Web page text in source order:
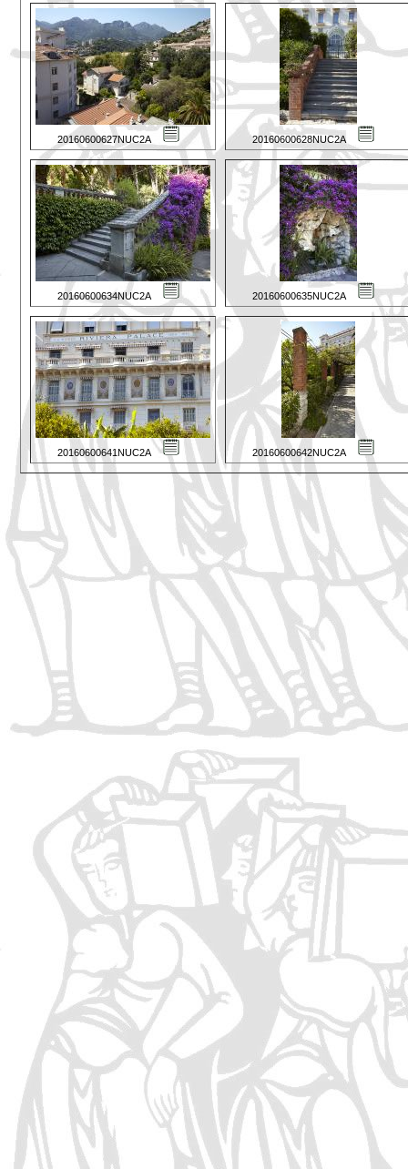
20160600627NUC2A 20160600628NUC2A
20160600634NUC2A 20160600635NUC2A
20160600641NUC2A 20160600642NUC2A